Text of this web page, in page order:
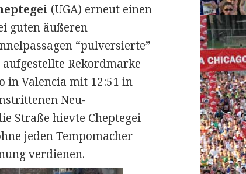
(UGA) erneut einen
guten äußeren
“pulversierte”
Rekordmarke
in Valencia mit 12:51 in
Neu-
Straße hievte Cheptegei
jeden Tempomacher
verdienen.